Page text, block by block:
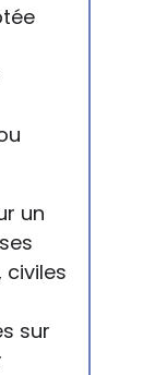
un
civiles
sur